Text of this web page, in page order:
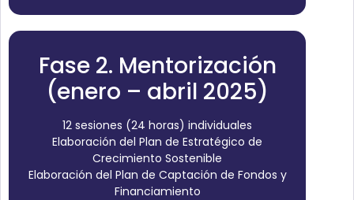
Fase 2. Mentorización
(enero – abril 2025)
12 sesiones (24 horas) individuales
Elaboración del Plan de Estratégico de
Crecimiento Sostenible
Elaboración del Plan de Captación de Fondos y
Financiamiento